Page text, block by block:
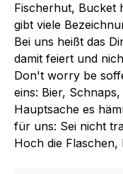
Fischerhut, Bucket
gibt viele
Bei uns heißt das
damit feiert und
Don't worry be
eins: Bier,
Hauptsache es
für uns: Sei nicht
Hoch die Flaschen,